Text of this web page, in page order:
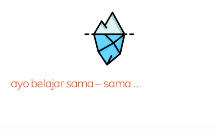
ayo belajar sama – sama …